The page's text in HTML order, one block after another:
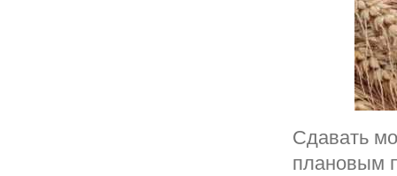
Сдавать
плановым